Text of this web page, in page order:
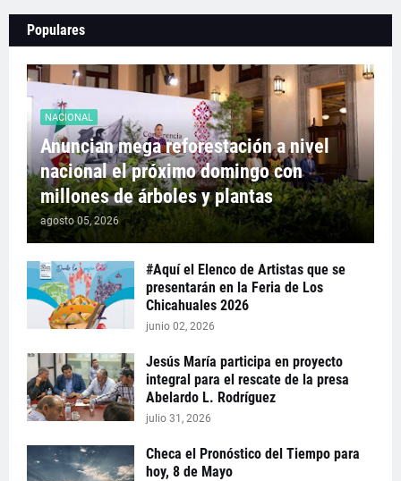
Populares
NACIONAL
Anuncian mega reforestación a nivel
nacional el próximo domingo con
millones de árboles y plantas
agosto 05, 2026
#Aquí el Elenco de Artistas que se
presentarán en la Feria de Los
Chicahuales 2026
junio 02, 2026
Jesús María participa en proyecto
integral para el rescate de la presa
Abelardo L. Rodríguez
julio 31, 2026
Checa el Pronóstico del Tiempo para
hoy, 8 de Mayo